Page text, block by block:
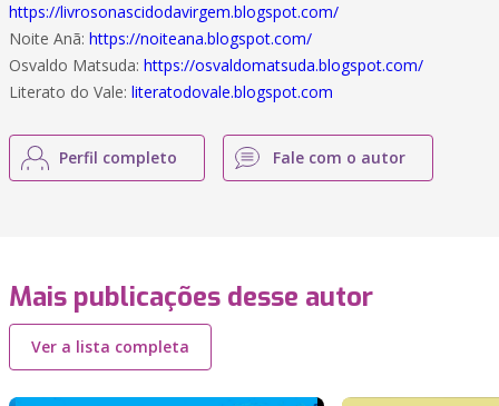
https://livrosonascidodavirgem.blogspot.com/
Noite Anã: https://noiteana.blogspot.com/
Osvaldo Matsuda: https://osvaldomatsuda.blogspot.com/
Literato do Vale: literatodovale.blogspot.com
Perfil completo Fale com o autor
Mais publicações desse autor
Ver a lista completa